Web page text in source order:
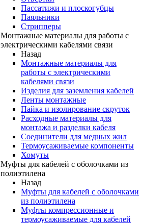
Пассатижи и плоскогубцы
Паяльники
Стрипперы
Монтажные материалы для работы с
электрическими кабелями связи
Назад
Монтажные материалы для
работы с электрическими
кабелями связи
Изделия для заземления кабелей
Ленты монтажные
Пайка и изолирование скруток
Расходные материалы для
монтажа и разделки кабеля
Соединители для медных жил
Термоусаживаемые компоненты
Хомуты
Муфты для кабелей с оболочками из
полиэтилена
Назад
Муфты для кабелей с оболочками
из полиэтилена
Муфты компрессионные и
термоусаживаемые для кабелей